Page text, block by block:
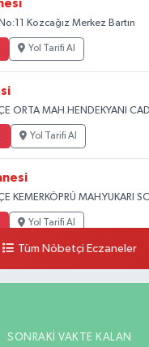
Kozcağız Merkez Bartın
Yol Tarifi Al
ORTA MAH.HENDEKYANI
Yol Tarifi Al
KEMERKÖPRÜ MAH.YUKARI
Yol Tarifi Al
Tüm Nöbetçi Eczaneler
SONRAKI VAKTE KALAN